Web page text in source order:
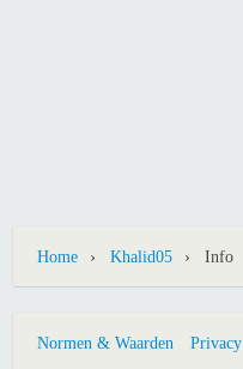
Home › Khalid05 › Info
Normen & Waarden Privacy